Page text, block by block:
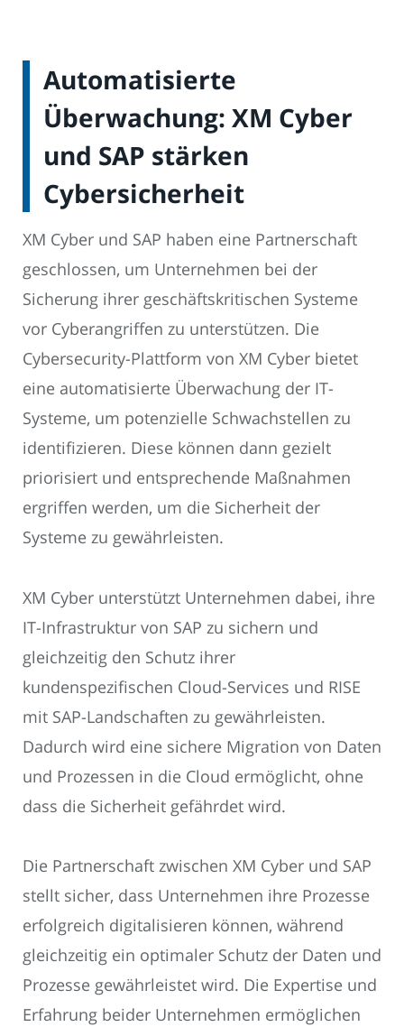
Automatisierte
Überwachung: XM Cyber
und SAP stärken
Cybersicherheit
XM Cyber und SAP haben eine Partnerschaft
geschlossen, um Unternehmen bei der
Sicherung ihrer geschäftskritischen Systeme
vor Cyberangriffen zu unterstützen. Die
Cybersecurity-Plattform von XM Cyber bietet
eine automatisierte Überwachung der IT-
Systeme, um potenzielle Schwachstellen zu
identifizieren. Diese können dann gezielt
priorisiert und entsprechende Maßnahmen
ergriffen werden, um die Sicherheit der
Systeme zu gewährleisten.
XM Cyber unterstützt Unternehmen dabei, ihre
IT-Infrastruktur von SAP zu sichern und
gleichzeitig den Schutz ihrer
kundenspezifischen Cloud-Services und RISE
mit SAP-Landschaften zu gewährleisten.
Dadurch wird eine sichere Migration von Daten
und Prozessen in die Cloud ermöglicht, ohne
dass die Sicherheit gefährdet wird.
Die Partnerschaft zwischen XM Cyber und SAP
stellt sicher, dass Unternehmen ihre Prozesse
erfolgreich digitalisieren können, während
gleichzeitig ein optimaler Schutz der Daten und
Prozesse gewährleistet wird. Die Expertise und
Erfahrung beider Unternehmen ermöglichen